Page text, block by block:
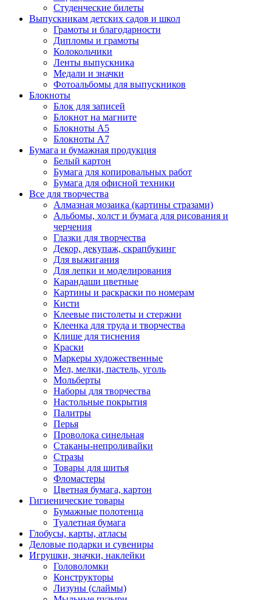
Студенческие билеты
Выпускникам детских садов и школ
Грамоты и благодарности
Дипломы и грамоты
Колокольчики
Ленты выпускника
Медали и значки
Фотоальбомы для выпускников
Блокноты
Блок для записей
Блокнот на магните
Блокноты А5
Блокноты А7
Бумага и бумажная продукция
Белый картон
Бумага для копировальных работ
Бумага для офисной техники
Все для творчества
Алмазная мозаика (картины стразами)
Альбомы, холст и бумага для рисования и
черчения
Глазки для творчества
Декор, декупаж, скрапбукинг
Для выжигания
Для лепки и моделирования
Карандаши цветные
Картины и раскраски по номерам
Кисти
Клеевые пистолеты и стержни
Клеенка для труда и творчества
Клише для тиснения
Краски
Маркеры художественные
Мел, мелки, пастель, уголь
Мольберты
Наборы для творчества
Настольные покрытия
Палитры
Перья
Проволока синельная
Стаканы-непроливайки
Стразы
Товары для шитья
Фломастеры
Цветная бумага, картон
Гигиенические товары
Бумажные полотенца
Туалетная бумага
Глобусы, карты, атласы
Деловые подарки и сувениры
Игрушки, значки, наклейки
Головоломки
Конструкторы
Лизуны (слаймы)